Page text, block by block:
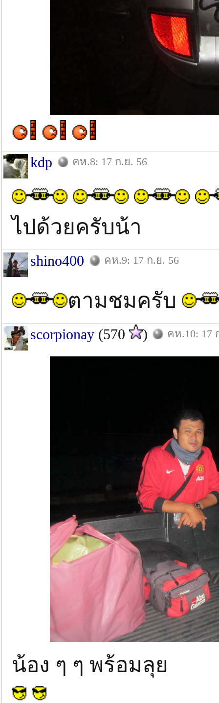
kdp คห.8: 17 ก.ย. 56
ไปด้วยครับน้า
shino400 คห.9: 17 ก.ย. 56
ตามชมครับ
scorpionay (570 ) คห.10: 17
น้อง ๆ ๆ พร้อมลุย